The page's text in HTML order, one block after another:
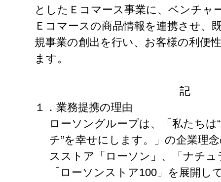
としたＥコマース事業に、ベンチャ
Ｅコマースの商品情報を連携させ、
規事業の創出を行い、お客様の利便
ます。
記
１．業務提携の理由
ローソングループは、「私たちは
チ”を幸せにします。」の企業理
スストア「ローソン」、「ナチ
「ローソンストア100」を展開し